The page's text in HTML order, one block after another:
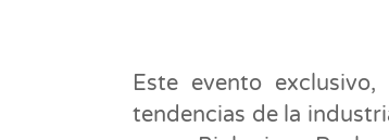
Este evento
tendencias de la